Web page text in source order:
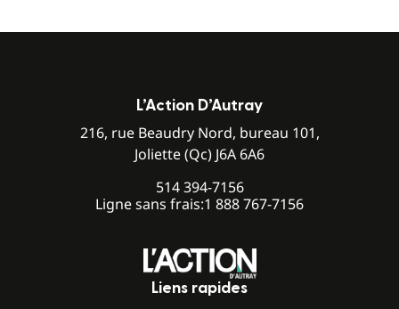
L’Action D’Autray
216, rue Beaudry Nord, bureau 101,
Joliette (Qc) J6A 6A6
514 394-7156
Ligne sans frais:1 888 767-7156
Liens rapides